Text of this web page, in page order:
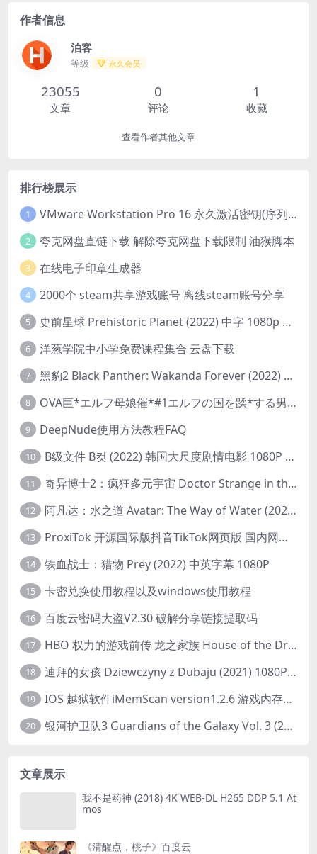
作者信息
泊客
等级 永久会员
23055
文章
0
评论
1
收藏
查看作者其他文章
排行榜展示
1 VMware Workstation Pro 16 永久激活密钥(序列号)
2 夸克网盘直链下载 解除夸克网盘下载限制 油猴脚本
3 在线电子印章生成器
4 2000个 steam共享游戏账号 离线steam账号分享
5 史前星球 Prehistoric Planet (2022) 中字 1080p 高清 阿里云盘 2022.5.27已更新全集
6 洋葱学院中小学免费课程集合 云盘下载
7 黑豹2 Black Panther: Wakanda Forever (2022) 高清版
8 OVA巨*エルフ母娘催*#1エルフの国を蹂*する男。汚された女王と姫
9 DeepNude使用方法教程FAQ
10 B级文件 B컷 (2022) 韩国大尺度剧情电影 1080P 中字
11 奇异博士2：疯狂多元宇宙 Doctor Strange in the Multiverse of Madness (2022) 高清版1080p
12 阿凡达：水之道 Avatar: The Way of Water (2022) 1080p 2k 4k 中文字幕
13 ProxiTok 开源国际版抖音TikTok网页版 国内网络直连
14 铁血战士：猎物 Prey (2022) 中英字幕 1080P
15 卡密兑换使用教程以及windows使用教程
16 百度云密码大盗V2.30 破解分享链接提取码
17 HBO 权力的游戏前传 龙之家族 House of the Dragon (2022) 中字 1080P 更新4集
18 迪拜的女孩 Dziewczyny z Dubaju (2021) 1080P 中字
19 IOS 越狱软件iMemScan version1.2.6 游戏内存修改器
20 银河护卫队3 Guardians of the Galaxy Vol. 3 (2023)4K高清资源1080p只分享精品
文章展示
我不是药神 (2018) 4K WEB-DL H265 DDP 5.1 At
mos
《清醒点，桃子》百度云